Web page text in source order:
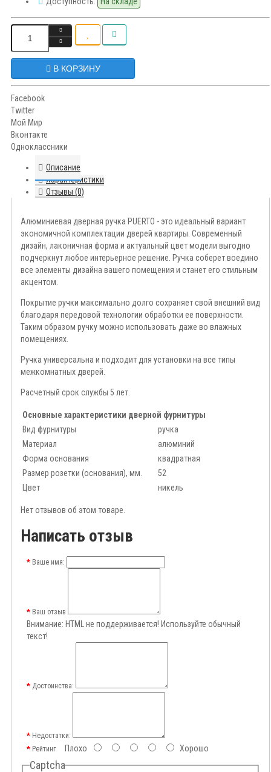
В КОРЗИНУ
Facebook
Twitter
Мой Мир
Вконтакте
Одноклассники
Описание
Характеристики
Отзывы (0)
Алюминиевая дверная ручка PUERTO - это идеальный вариант
экономичной комплектации дверей квартиры. Современный
дизайн, лаконичная форма и актуальный цвет модели выгодно
подчеркнут любое интерьерное решение. Ручка соберет воедино
все элементы дизайна вашего помещения и станет его стильным
акцентом.
Покрытие ручки максимально долго сохраняет свой внешний вид
благодаря передовой технологии обработки ее поверхности.
Таким образом ручку можно использовать даже во влажных
помещениях.
Ручка универсальна и подходит для установки на все типы
межкомнатных дверей.
Расчетный срок службы 5 лет.
Основные характеристики дверной фурнитуры
Вид фурнитуры
ручка
Материал
алюминий
Форма основания
квадратная
Размер розетки (основания), мм.
52
Цвет
никель
Нет отзывов об этом товаре.
Написать отзыв
Ваше имя:
Ваш отзыв
Внимание: HTML не поддерживается! Используйте обычный
текст!
Достоинства:
Недостатки:
РейтингПлохо Хорошо
Captcha